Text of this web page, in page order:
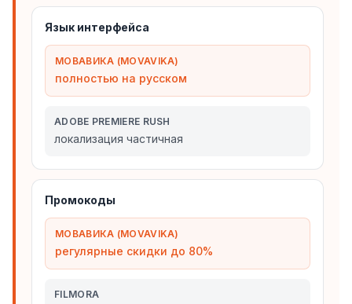
Язык интерфейса
МОВАВИКА (MOVAVIKA)
полностью на русском
ADOBE PREMIERE RUSH
локализация частичная
Промокоды
МОВАВИКА (MOVAVIKA)
регулярные скидки до 80%
FILMORA